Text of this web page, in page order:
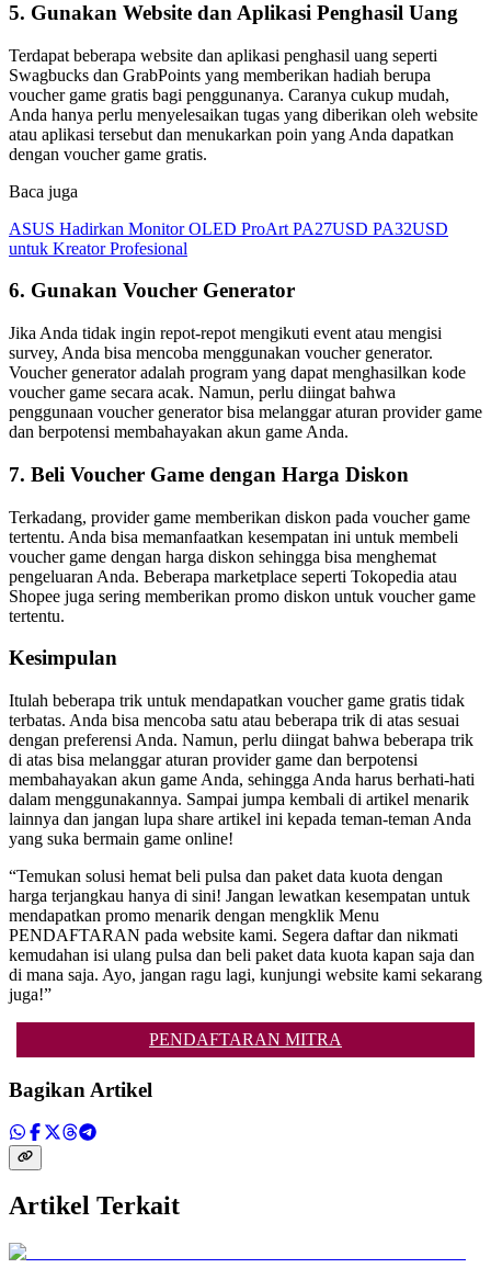
5. Gunakan Website dan Aplikasi Penghasil Uang
Terdapat beberapa website dan aplikasi penghasil uang seperti
Swagbucks dan GrabPoints yang memberikan hadiah berupa
voucher game gratis bagi penggunanya. Caranya cukup mudah,
Anda hanya perlu menyelesaikan tugas yang diberikan oleh website
atau aplikasi tersebut dan menukarkan poin yang Anda dapatkan
dengan voucher game gratis.
Baca juga
ASUS Hadirkan Monitor OLED ProArt PA27USD PA32USD
untuk Kreator Profesional
6. Gunakan Voucher Generator
Jika Anda tidak ingin repot-repot mengikuti event atau mengisi
survey, Anda bisa mencoba menggunakan voucher generator.
Voucher generator adalah program yang dapat menghasilkan kode
voucher game secara acak. Namun, perlu diingat bahwa
penggunaan voucher generator bisa melanggar aturan provider game
dan berpotensi membahayakan akun game Anda.
7. Beli Voucher Game dengan Harga Diskon
Terkadang, provider game memberikan diskon pada voucher game
tertentu. Anda bisa memanfaatkan kesempatan ini untuk membeli
voucher game dengan harga diskon sehingga bisa menghemat
pengeluaran Anda. Beberapa marketplace seperti Tokopedia atau
Shopee juga sering memberikan promo diskon untuk voucher game
tertentu.
Kesimpulan
Itulah beberapa trik untuk mendapatkan voucher game gratis tidak
terbatas. Anda bisa mencoba satu atau beberapa trik di atas sesuai
dengan preferensi Anda. Namun, perlu diingat bahwa beberapa trik
di atas bisa melanggar aturan provider game dan berpotensi
membahayakan akun game Anda, sehingga Anda harus berhati-hati
dalam menggunakannya. Sampai jumpa kembali di artikel menarik
lainnya dan jangan lupa share artikel ini kepada teman-teman Anda
yang suka bermain game online!
“Temukan solusi hemat beli pulsa dan paket data kuota dengan
harga terjangkau hanya di sini! Jangan lewatkan kesempatan untuk
mendapatkan promo menarik dengan mengklik Menu
PENDAFTARAN pada website kami. Segera daftar dan nikmati
kemudahan isi ulang pulsa dan beli paket data kuota kapan saja dan
di mana saja. Ayo, jangan ragu lagi, kunjungi website kami sekarang
juga!”
PENDAFTARAN MITRA
Bagikan Artikel
Artikel Terkait